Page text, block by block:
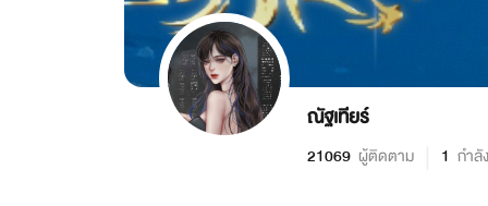
ณัฐเทียร์
21069 ผู้ติดตาม 1 กำ